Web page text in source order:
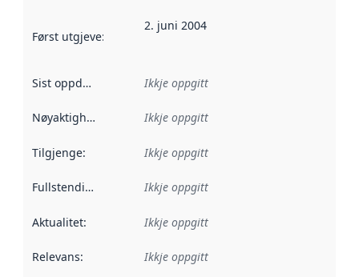
Først utgjeve: Denne datoen seier når dataa i dette
2. juni 2004
Sist oppdatert Ikkje oppgitt
Nøyaktigheit Ikkje oppgitt
Tilgjenge: Ikkje oppgitt
Fullstendigheit Ikkje oppgitt
Aktualitet: Ikkje oppgitt
Relevans: Ikkje oppgitt